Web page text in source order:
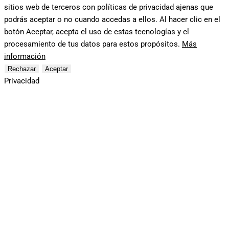
sitios web de terceros con políticas de privacidad ajenas que
podrás aceptar o no cuando accedas a ellos. Al hacer clic en el
botón Aceptar, acepta el uso de estas tecnologías y el
procesamiento de tus datos para estos propósitos. Más
información
Rechazar Aceptar
Privacidad